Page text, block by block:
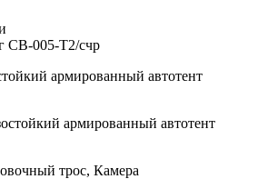
СВ-005-Т2/счр
армированный автотент
армированный автотент
трос, Камера